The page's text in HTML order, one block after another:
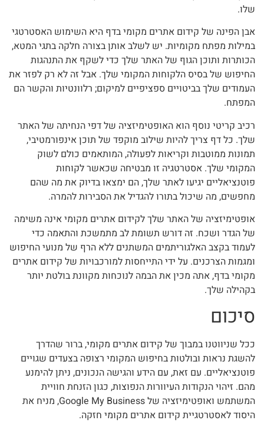
שלו.
אבן הפינה של קידום אתרים מקומי בדף היא השימוש האסטרטגי
במילות מפתח מקומיות. יש לשלב אותן בצורה חלקה בתגי המטא,
הכותרות ותוכן הגוף של האתר שלך כדי לשקף את התנהגות
החיפוש של בסיס הלקוחות המקומי שלך. אבל זה לא רק לפזר את
העמודים שלך בביטויים ספציפיים למיקום; רלוונטיות והקשר הם
המפתח.
רכיב קריטי נוסף הוא האופטימיזציה של דפי הנחיתה של האתר
שלך. כל דף צריך להיות שילוב מוקפד של תוכן אינפורמטיבי,
תמונות ממוטבות וקריאות לפעולה, המותאמים כולם לשוק
המקומי שלך. אסטרטגיה זו מבטיחה שכאשר לקוחות
פוטנציאליים יגיעו לאתר שלך, הם ימצאו בדיוק את מה שהם
מחפשים, מה שיכול בתורו להגדיל את הסבירות להמרה.
אופטימיזציה של האתר שלך לקידום אתרים מקומי אינה משימה
של הגדר ושכח. זה דורש תשומת לב מתמשכת והתאמה כדי
לעמוד בקצב האלגוריתמים המשתנים ללא הרף של מנועי החיפוש
ומגמות הצרכנים. על ידי התייחסות למורכבויות של קידום אתרים
מקומי בדף, אתה מכין את הבמה לנוכחות מקוונת בולטת יותר
בקהילה שלך.
סיכום
ככל שניווטנו במבוך של קידום אתרים מקומי, ברור שהדרך
להשגת נראות ובולטות בחיפוש המקומי רצופה בצעדים שגויים
פוטנציאליים. עם זאת, עם הידע והגישה הנכונים, ניתן להימנע
מהם. זיהוי הנקודות העיוורות הנפוצות, כגון הזנחת חוויית
המשתמש ואופטימיזציה של Google My Business, מניח את
היסוד לאסטרטגיית קידום אתרים מקומי חזקה.